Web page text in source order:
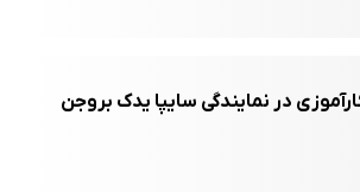
در نمایندگی سایپا یدک بروجن